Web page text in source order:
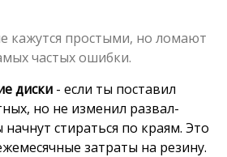
кажутся простыми, но ломают
частых ошибки.
диски- если ты поставил
но не изменил развал-
стираться по краям. Это
затраты на резину.